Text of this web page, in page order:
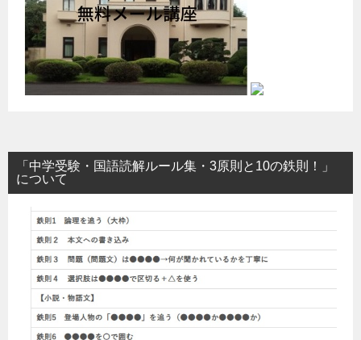
「中学受験・国語読解ルール集・3原則と10の鉄則！」
について